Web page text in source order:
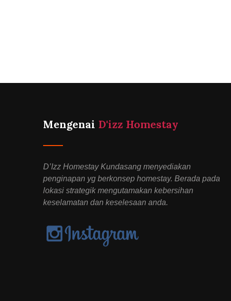
Mengenai D'izz Homestay
D’Izz Homestay Kundasang menyediakan
penginapan yg berkonsep homestay. Berada pada
lokasi strategik mengutamakan kebersihan
keselamatan dan keselesaan anda.